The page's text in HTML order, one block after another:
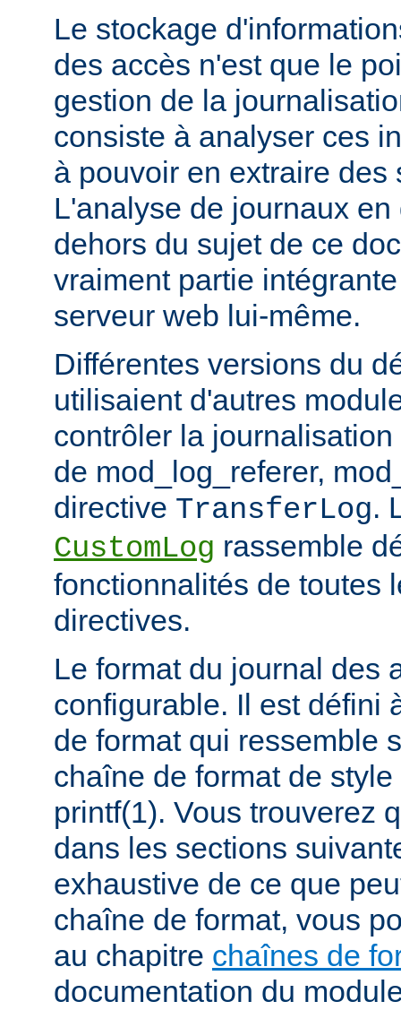
Le stockage
des accès n'est que le
gestion de la
consiste à analyser ces
à pouvoir en extraire des
L'analyse de journaux
dehors du sujet de ce
vraiment partie
serveur web lui-même.
Différentes versions du
utilisaient d'autres
contrôler la
de mod_log_referer,
directive TransferLog.
CustomLog rassemble
fonctionnalités de toutes
directives.
Le format du journal des
configurable. Il est défini
de format qui ressemble
chaîne de format de
printf(1). Vous trouverez
dans les sections
exhaustive de ce que
chaîne de format, vous
au chapitre chaînes de
documentation du